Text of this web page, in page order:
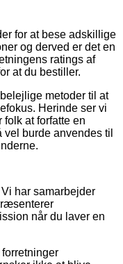
for at bese adskillige
og derved er det en
ratings af
at du bestiller.
metoder til at
Herinde ser vi
folk at forfatte en
burde anvendes til
har samarbejder
når du laver en